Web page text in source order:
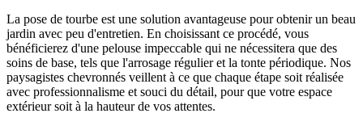
La pose de tourbe est une solution avantageuse pour obtenir un beau
jardin avec peu d'entretien. En choisissant ce procédé, vous
bénéficierez d'une pelouse impeccable qui ne nécessitera que des
soins de base, tels que l'arrosage régulier et la tonte périodique. Nos
paysagistes chevronnés veillent à ce que chaque étape soit réalisée
avec professionnalisme et souci du détail, pour que votre espace
extérieur soit à la hauteur de vos attentes.